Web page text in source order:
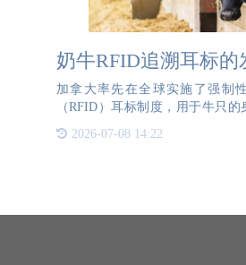
奶牛RFID追溯耳标的
加拿大率先在全球实施了强制
（RFID）耳标制度，用于牛只的
（USDA）的跟进并非因为RFID
2026-07-08 14:22